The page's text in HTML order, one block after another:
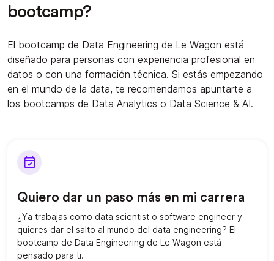
bootcamp?
El bootcamp de Data Engineering de Le Wagon está
diseñado para personas con experiencia profesional en
datos o con una formación técnica. Si estás empezando
en el mundo de la data, te recomendamos apuntarte a
los bootcamps de Data Analytics o Data Science & AI.
Quiero dar un paso más en mi carrera
¿Ya trabajas como data scientist o software engineer y
quieres dar el salto al mundo del data engineering? El
bootcamp de Data Engineering de Le Wagon está
pensado para ti.